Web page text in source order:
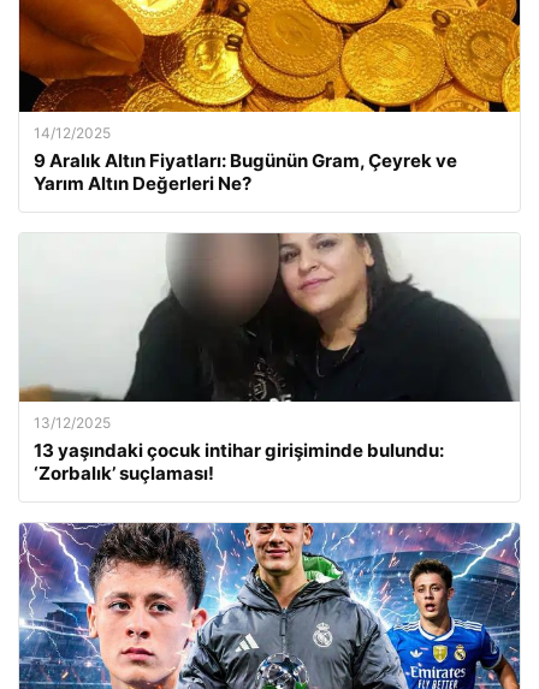
14/12/2025
9 Aralık Altın Fiyatları: Bugünün Gram, Çeyrek ve
Yarım Altın Değerleri Ne?
13/12/2025
13 yaşındaki çocuk intihar girişiminde bulundu:
‘Zorbalık’ suçlaması!